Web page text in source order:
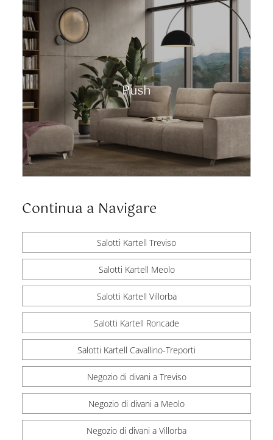
Push
Continua a Navigare
Salotti Kartell Treviso
Salotti Kartell Meolo
Salotti Kartell Villorba
Salotti Kartell Roncade
Salotti Kartell Cavallino-Treporti
Negozio di divani a Treviso
Negozio di divani a Meolo
Negozio di divani a Villorba